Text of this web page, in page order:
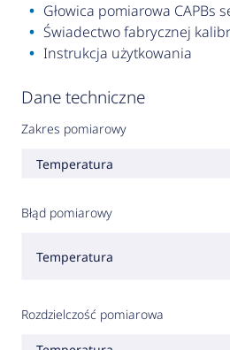
Głowica pomiarowa CAPBs
Świadectwo fabrycznej
Instrukcja użytkowania
Dane techniczne
Zakres pomiarowy
Temperatura
Błąd pomiarowy
Temperatura
Rozdzielczość pomiarowa